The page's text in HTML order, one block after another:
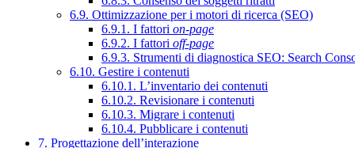
6.9. Ottimizzazione per i motori di ricerca (SEO)
6.9.1. I fattori on-page
6.9.2. I fattori off-page
6.9.3. Strumenti di diagnostica SEO: Search
6.10. Gestire i contenuti
6.10.1. L’inventario dei contenuti
6.10.2. Revisionare i contenuti
6.10.3. Migrare i contenuti
6.10.4. Pubblicare i contenuti
7. Progettazione dell’interazione